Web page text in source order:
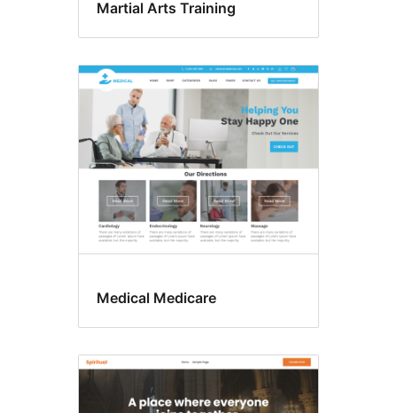
Martial Arts Training
Medical Medicare